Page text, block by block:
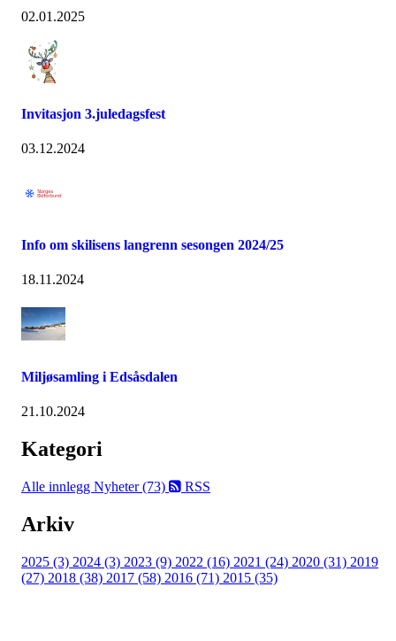
02.01.2025
Invitasjon 3.juledagsfest
03.12.2024
Info om skilisens langrenn sesongen 2024/25
18.11.2024
Miljøsamling i Edsåsdalen
21.10.2024
Kategori
Alle innlegg Nyheter (73) RSS
Arkiv
2025 (3) 2024 (3) 2023 (9) 2022 (16) 2021 (24) 2020 (31) 2019
(27) 2018 (38) 2017 (58) 2016 (71) 2015 (35)